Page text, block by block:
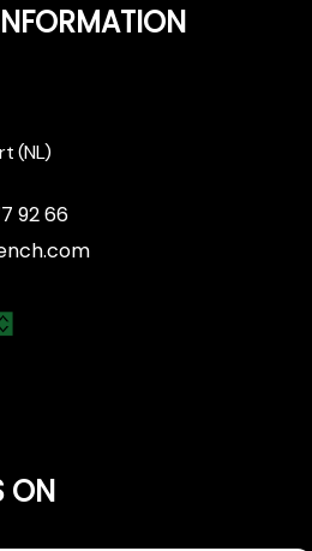
(NL)
92 66
ON